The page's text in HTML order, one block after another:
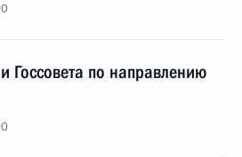
Госсовета по направлению